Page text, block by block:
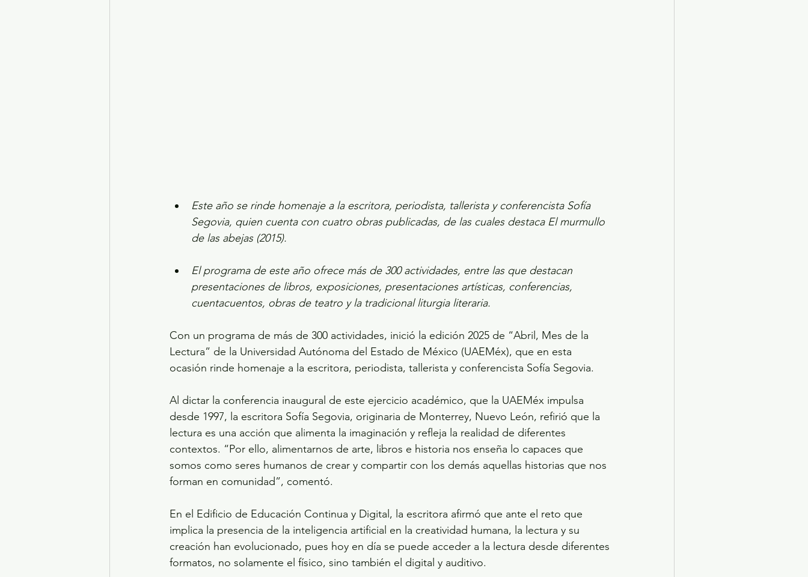
Este año se rinde homenaje a la escritora, periodista, tallerista y conferencista Sofía
Segovia, quien cuenta con cuatro obras publicadas, de las cuales destaca El murmullo
de las abejas (2015).
El programa de este año ofrece más de 300 actividades, entre las que destacan
presentaciones de libros, exposiciones, presentaciones artísticas, conferencias,
cuentacuentos, obras de teatro y la tradicional liturgia literaria.
Con un programa de más de 300 actividades, inició la edición 2025 de “Abril, Mes de la
Lectura” de la Universidad Autónoma del Estado de México (UAEMéx), que en esta
ocasión rinde homenaje a la escritora, periodista, tallerista y conferencista Sofía Segovia.
Al dictar la conferencia inaugural de este ejercicio académico, que la UAEMéx impulsa
desde 1997, la escritora Sofía Segovia, originaria de Monterrey, Nuevo León, refirió que la
lectura es una acción que alimenta la imaginación y refleja la realidad de diferentes
contextos. “Por ello, alimentarnos de arte, libros e historia nos enseña lo capaces que
somos como seres humanos de crear y compartir con los demás aquellas historias que nos
forman en comunidad”, comentó.
En el Edificio de Educación Continua y Digital, la escritora afirmó que ante el reto que
implica la presencia de la inteligencia artificial en la creatividad humana, la lectura y su
creación han evolucionado, pues hoy en día se puede acceder a la lectura desde diferentes
formatos, no solamente el físico, sino también el digital y auditivo.